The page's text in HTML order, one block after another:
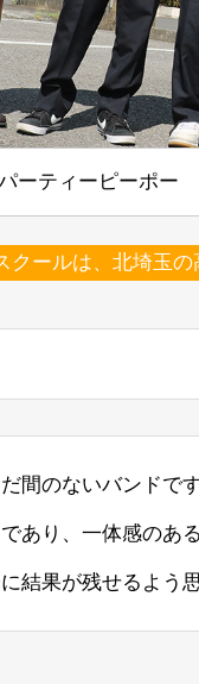
ーティーピーポー
クールは、北埼玉
間のないバンドで
あり、一体感のあ
結果が残せるよう